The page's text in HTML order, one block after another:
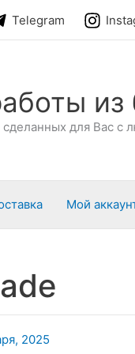
Telegram
из
для Вас с
Мой
2025